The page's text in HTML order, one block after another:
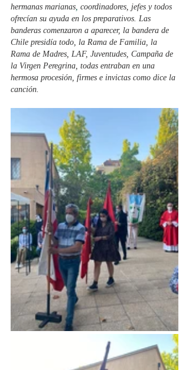
hermanas marianas, coordinadores, jefes y todos
ofrecían su ayuda en los preparativos. Las
banderas comenzaron a aparecer, la bandera de
Chile presidía todo, la Rama de Familia, la
Rama de Madres, LAF, Juventudes, Campaña de
la Virgen Peregrina, todas entraban en una
hermosa procesión, firmes e invictas como dice la
canción.